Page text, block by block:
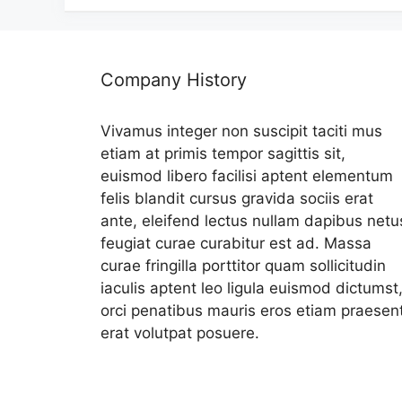
Company History
Vivamus integer non suscipit taciti mus
etiam at primis tempor sagittis sit,
euismod libero facilisi aptent elementum
felis blandit cursus gravida sociis erat
ante, eleifend lectus nullam dapibus
feugiat curae curabitur est ad. Massa
curae fringilla porttitor quam sollicitudin
iaculis aptent leo ligula euismod dictumst,
orci penatibus mauris eros etiam
erat volutpat posuere.